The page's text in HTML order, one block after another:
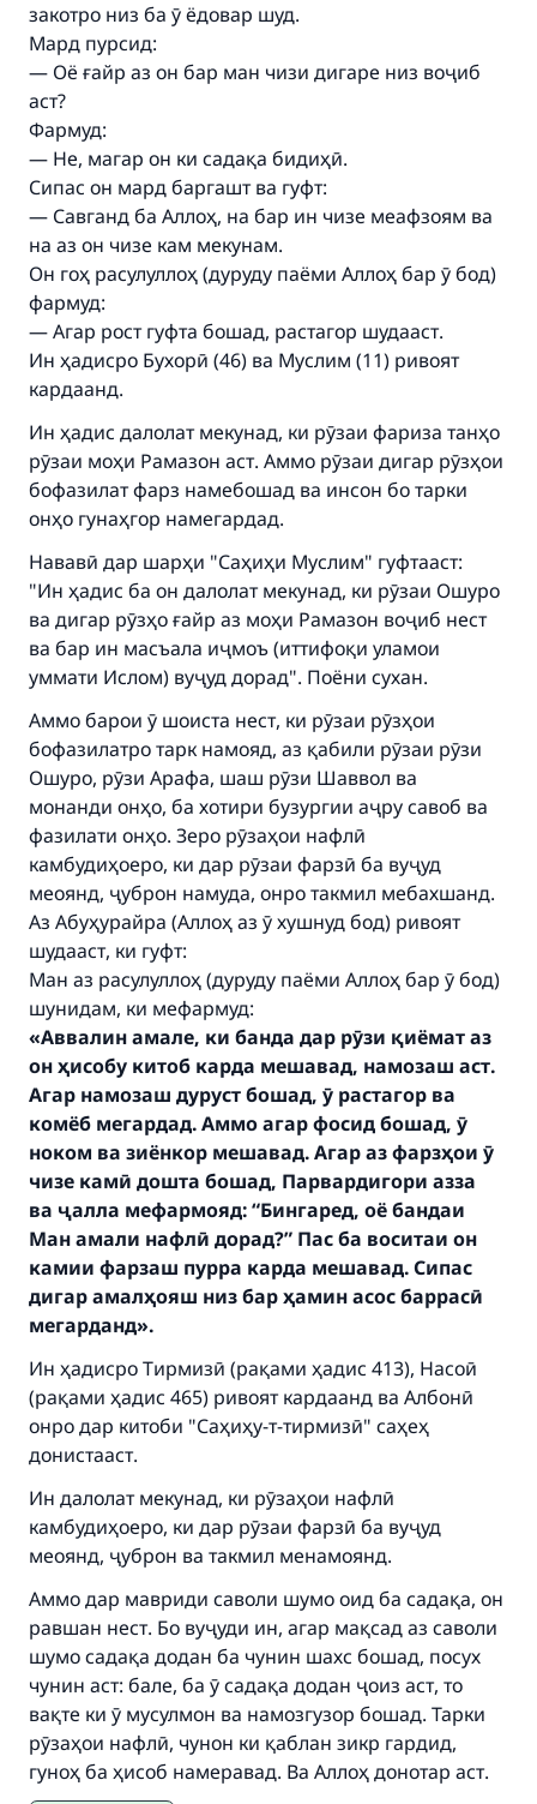
закотро низ ба ӯ ёдовар шуд.
Мард пурсид:
— Оё ғайр аз он бар ман чизи дигаре низ воҷиб
аст?
Фармуд:
— Не, магар он ки садақа бидиҳӣ.
Сипас он мард баргашт ва гуфт:
— Савганд ба Аллоҳ, на бар ин чизе меафзоям ва
на аз он чизе кам мекунам.
Он гоҳ расулуллоҳ (дуруду паёми Аллоҳ бар ӯ бод)
фармуд:
— Агар рост гуфта бошад, растагор шудааст.
Ин ҳадисро Бухорӣ (46) ва Муслим (11) ривоят
кардаанд.
Ин ҳадис далолат мекунад, ки рӯзаи фариза танҳо
рӯзаи моҳи Рамазон аст. Аммо рӯзаи дигар рӯзҳои
бофазилат фарз намебошад ва инсон бо тарки
онҳо гунаҳгор намегардад.
Нававӣ дар шарҳи "Саҳиҳи Муслим" гуфтааст:
"Ин ҳадис ба он далолат мекунад, ки рӯзаи Ошуро
ва дигар рӯзҳо ғайр аз моҳи Рамазон воҷиб нест
ва бар ин масъала иҷмоъ (иттифоқи уламои
уммати Ислом) вуҷуд дорад". Поёни сухан.
Аммо барои ӯ шоиста нест, ки рӯзаи рӯзҳои
бофазилатро тарк намояд, аз қабили рӯзаи рӯзи
Ошуро, рӯзи Арафа, шаш рӯзи Шаввол ва
монанди онҳо, ба хотири бузургии аҷру савоб ва
фазилати онҳо. Зеро рӯзаҳои нафлӣ
камбудиҳоеро, ки дар рӯзаи фарзӣ ба вуҷуд
меоянд, ҷуброн намуда, онро такмил мебахшанд.
Аз Абуҳурайра (Аллоҳ аз ӯ хушнуд бод) ривоят
шудааст, ки гуфт:
Ман аз расулуллоҳ (дуруду паёми Аллоҳ бар ӯ бод)
шунидам, ки мефармуд:
«Аввалин амале, ки банда дар рӯзи қиёмат аз
он ҳисобу китоб карда мешавад, намозаш аст.
Агар намозаш дуруст бошад, ӯ растагор ва
комёб мегардад. Аммо агар фосид бошад, ӯ
ноком ва зиёнкор мешавад. Агар аз фарзҳои ӯ
чизе камӣ дошта бошад, Парвардигори азза
ва ҷалла мефармояд: “Бингаред, оё бандаи
Ман амали нафлӣ дорад?” Пас ба воситаи он
камии фарзаш пурра карда мешавад. Сипас
дигар амалҳояш низ бар ҳамин асос баррасӣ
мегарданд».
Ин ҳадисро Тирмизӣ (рақами ҳадис 413), Насоӣ
(рақами ҳадис 465) ривоят кардаанд ва Албонӣ
онро дар китоби "Саҳиҳу-т-тирмизӣ" саҳеҳ
донистааст.
Ин далолат мекунад, ки рӯзаҳои нафлӣ
камбудиҳоеро, ки дар рӯзаи фарзӣ ба вуҷуд
меоянд, ҷуброн ва такмил менамоянд.
Аммо дар мавриди саволи шумо оид ба садақа, он
равшан нест. Бо вуҷуди ин, агар мақсад аз саволи
шумо садақа додан ба чунин шахс бошад, посух
чунин аст: бале, ба ӯ садақа додан ҷоиз аст, то
вақте ки ӯ мусулмон ва намозгузор бошад. Тарки
рӯзаҳои нафлӣ, чунон ки қаблан зикр гардид,
гуноҳ ба ҳисоб намеравад. Ва Аллоҳ донотар аст.
Make an impact on millions of lives
with your contribution today
Your support is crucial for our mission.
"A person who leads others to doing what is
good will earn the same reward as those who
do it."
(MUSLIM, 1893)
Support IslamQA